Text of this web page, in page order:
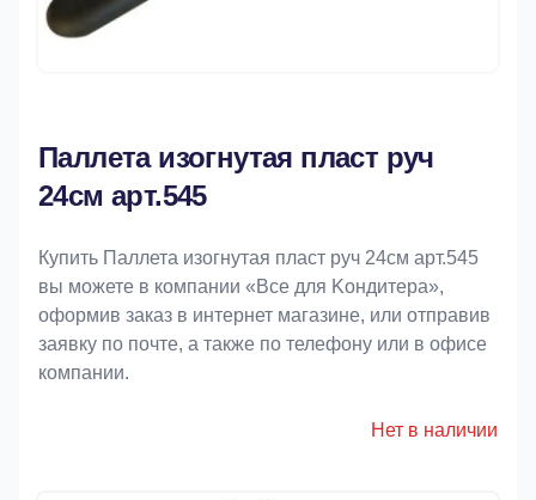
Паллета изогнутая пласт руч
24см арт.545
Купить Паллета изогнутая пласт руч 24см арт.545
вы можете в компании «Bce для Koндитeрa»,
оформив заказ в интернет магазине, или отправив
заявку по почте, а также по телефону или в офисе
компании.
Нет в наличии